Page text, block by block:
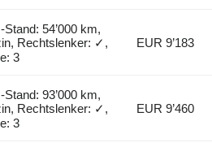
54’000 km,
Rechtslenker: ✓,
3
EUR 9’183
93’000 km,
Rechtslenker: ✓,
3
EUR 9’460